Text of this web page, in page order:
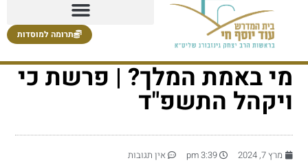
תרומה למוסדות
מי באמת המלך? | פרשת כי
ויקהל התשפ"ד
מרץ 7, 2024 3:39 pm אין תגובות